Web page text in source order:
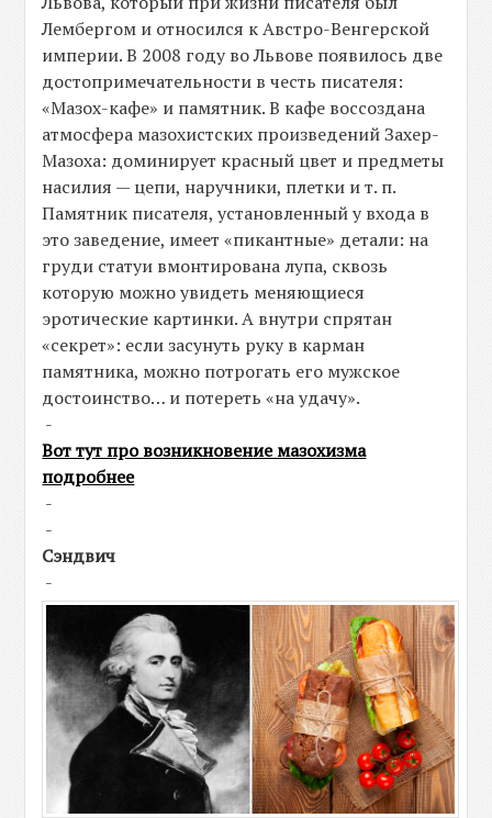
Лембергом и относился к Австро-Венгерской
империи. В 2008 году во Львове появилось две
достопримечательности в честь писателя:
«Мазох-кафе» и памятник. В кафе воссоздана
атмосфера мазохистских произведений Захер-
Мазоха: доминирует красный цвет и предметы
насилия — цепи, наручники, плетки и т. п.
Памятник писателя, установленный у входа в
это заведение, имеет «пикантные» детали: на
груди статуи вмонтирована лупа, сквозь
которую можно увидеть меняющиеся
эротические картинки. А внутри спрятан
«секрет»: если засунуть руку в карман
памятника, можно потрогать его мужское
достоинство… и потереть «на удачу».
-
Вот тут про возникновение мазохизма
подробнее
-
-
Сэндвич
-